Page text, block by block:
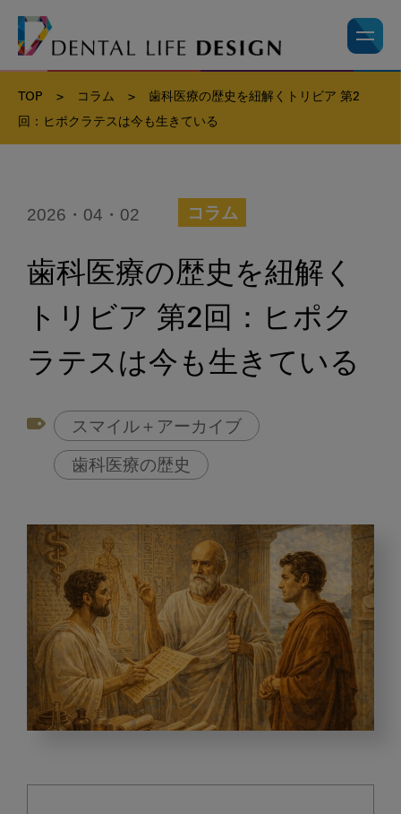
TOP > コラム >
歯科医療の歴史を紐解くトリビア 第2
回：ヒポクラテスは今も生きている
2026・04・02 コラム
歯科医療の歴史を紐解く
トリビア 第2回：ヒポク
ラテスは今も生きている
スマイル＋アーカイブ
歯科医療の歴史
医